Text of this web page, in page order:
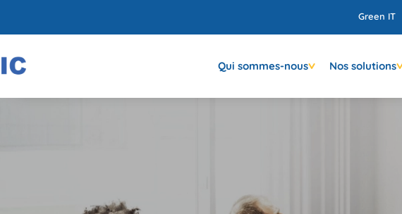
Green IT
Qui sommes-nous Nos solutions